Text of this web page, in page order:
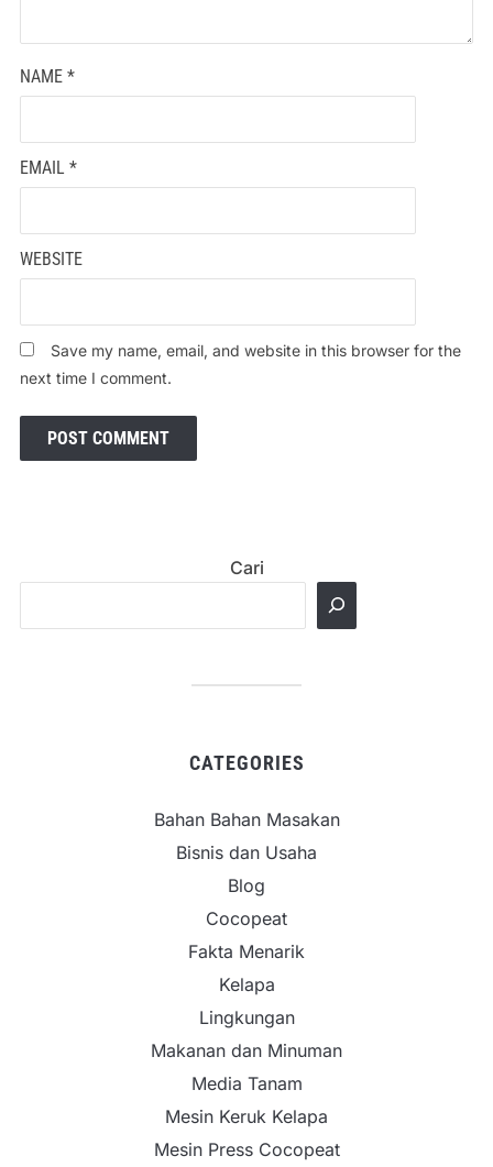
NAME *
EMAIL *
WEBSITE
Save my name, email, and website in this browser for the
next time I comment.
Cari
CATEGORIES
Bahan Bahan Masakan
Bisnis dan Usaha
Blog
Cocopeat
Fakta Menarik
Kelapa
Lingkungan
Makanan dan Minuman
Media Tanam
Mesin Keruk Kelapa
Mesin Press Cocopeat